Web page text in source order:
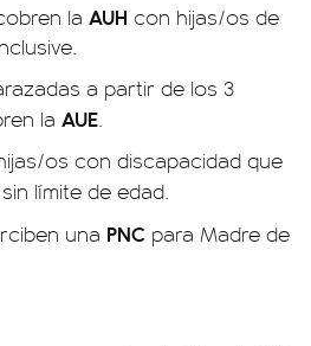
la AUH con hijas/os de
a partir de los 3
la AUE.
os con discapacidad que
límite de edad.
una PNC para Madre de